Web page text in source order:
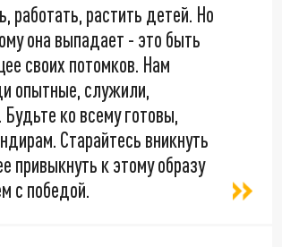
растить детей. Но
она выпадает - это быть
своих потомков. Нам
опытные, служили,
ко всему готовы,
Старайтесь вникнуть
привыкнуть к этому образу
с победой.